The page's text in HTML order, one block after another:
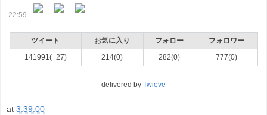
22:59
ツイート お気に入り フォロー
フォロワー
141991(+27)
214(0) 282(0) 777(0)
delivered by Twieve
at 3:39:00